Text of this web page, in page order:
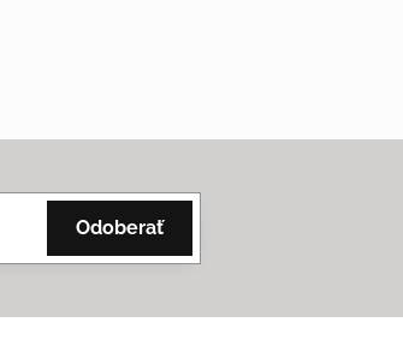
Odoberať